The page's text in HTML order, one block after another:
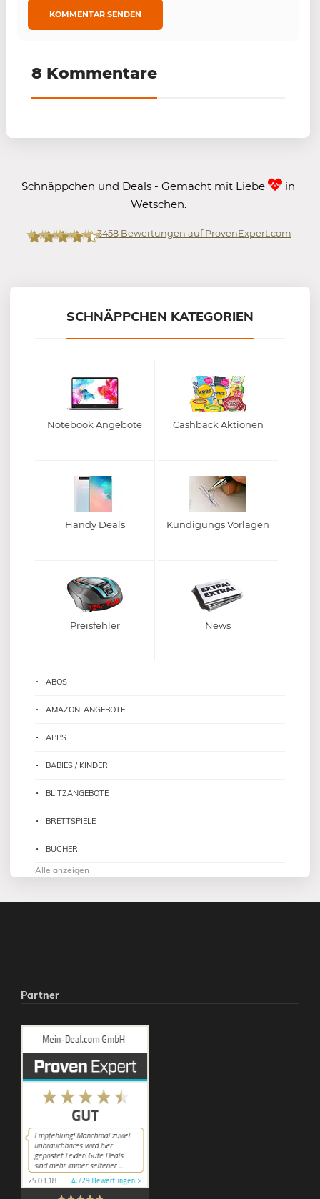
8 Kommentare
Schnäppchen und Deals - Gemacht mit Liebe
in
Wetschen.
3458Bewertungen auf ProvenExpert.com
SCHNÄPPCHEN KATEGORIEN
Notebook Angebote Cashback Aktionen
Handy Deals Kündigungs Vorlagen
Preisfehler News
ABOS
AMAZON-ANGEBOTE
APPS
BABIES / KINDER
BLITZANGEBOTE
BRETTSPIELE
BÜCHER
Alle anzeigen
Partner